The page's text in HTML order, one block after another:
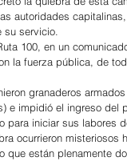
autoridades
su servicio.
100, en un
la fuerza pública, de
granaderos
e impidió el ingreso del
para iniciar sus labores
ocurrieron
que están plenamente